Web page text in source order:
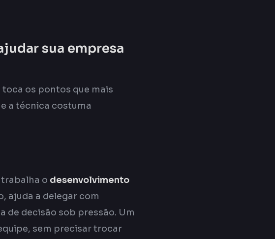
sua empresa
os pontos que mais
a técnica costuma
o desenvolvimento
ajuda a delegar com
de decisão sob pressão. Um
sem precisar trocar